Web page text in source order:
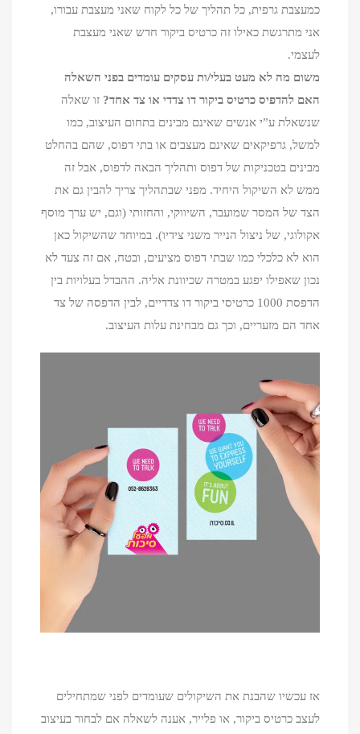
כמעצבת גרפית, כל תהליך של כל לקוח שאני מעצבת עבורו,
אני מתרגשת כאילו זה כרטיס ביקור חדש שאני מעצבת
לעצמי.
משום מה לא מעט בעלי/ות עסקים עומדים בפני השאלה
האם להדפיס כרטיס ביקור דו צדדי או צד אחד? זו שאלה
שנשאלת ע”י אנשים שאינם מבינים בתחום העיצוב, כמו
למשל, גרפיקאים שאינם מעצבים או בתי דפוס, שהם בהחלט
מבינים בטכניקות של דפוס ותהליך הבאה לדפוס, אבל זה
ממש לא השיקול היחיד. מפני שבתהליך צריך להבין גם את
הצד של המסר שמועבר, השיווקי, והחזותי (וגם, יש ערך מוסף
אקולוגי, של ניצול הנייר משני צידיו). במיוחד שהשיקול כאן
הוא לא כלכלי כמו שבתי דפוס מציעים, ובטח, אם זה צעד לא
נכון שאפילו יפגע במטרה שכיוונת אליה. ההבדל בעלויות בין
הדפסת 1000 כרטיסי ביקור דו צדדיים, לבין הדפסה של צד
אחד הם מזעריים, וכך גם מבחינת עלות העיצוב.
אז עכשיו שהבנת את השיקולים שעומדים לפני שמתחילים
לעצב כרטיס ביקור, או פלייר, אענה לשאלה אם לבחור בעיצוב